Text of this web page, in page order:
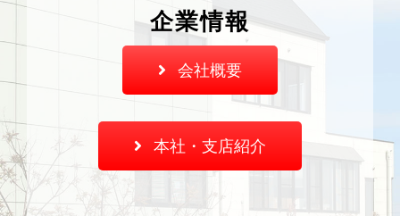
企業情報
会社概要
本社・支店紹介